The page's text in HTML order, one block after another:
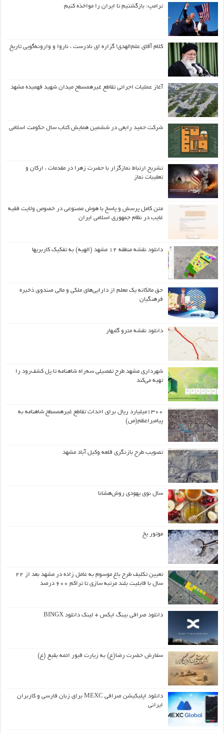
ترامپ: بازگشتیم تا ایران را مواخذه کنیم
کلام آقای علم‌الهدی! گزاره ای نادرست ، ناروا و وارونه‌گویی تاریخ
آغاز عملیات اجرائی تقاطع غیرهمسطح میدان شهید فهمیده مشهد
شرکت حمید رابعی در ششمین همایش کتاب سال حکومت اسلامی
تشریح ارتباط نمازگزار با حضرت زهرا در مقدمات ، ارکان و
تعقیبات نماز
متن کامل پرسش و پاسخ با هوش مصنوعی در خصوص ولایت فقیه
غایب در نظام جمهوری اسلامی ایران
دانلود نقشه منطقه ۱۲ مشهد (الهیه) به تفکیک کاربریها
حق مالکانه یک معلم از دارایی‌های ملکی و مالی صندوق ذخیره
فرهنگیان
دانلود نقشه مترو گلبهار
شهرداری مشهد طرح تفصیلی سه‌راه شاهنامه تا پل کشف‌رود را
تهیه می‌کند
۱۳۰۰میلیارد ریال برای احداث تقاطع غیرهمسطح شاهنامه به
پیامبراعظم(ص)
تصویب طرح بازنگری قلعه وکیل آباد مشهد
سال نوی یهودی روش‌هشانا
موتور یخ
تعیین تکلیف طرح باغ موسوم به عامل زاده در مشهد بعد از ۲۲
سال با قابلیت بلند مرتبه سازی تا تراکم ۶۰۰ درصد
دانلود صرافی بینگ ایکس + لینک دانلود BINGX
سفارش حضرت رضا(ع) به زیارت قبور ائمه بقیع (ع)
دانلود اپلیکیشن صرافی MEXC برای زبان فارسی و کاربران
ایرانی